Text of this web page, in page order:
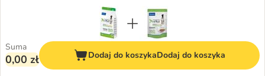
Suma
0,00 zł Dodaj do koszykaDodaj do koszyka